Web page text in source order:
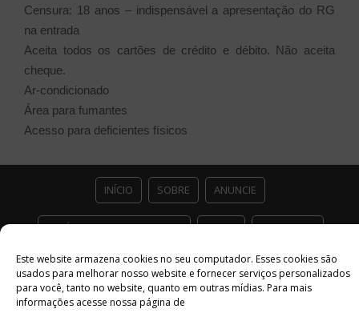
Este website armazena cookies no seu computador. Esses cookies são
usados ​​para melhorar nosso website e fornecer serviços personalizados
para você, tanto no website, quanto em outras mídias. Para mais
informações acesse nossa página de
Censura: 18 anos – indispensável a apresentação do RG
na entrada
Aceita todos os cartões de crédito e débito. Não aceita
cheque.
Ar-condicionado
Área para fumantes
Acesso para deficientes físicos
INÍCIO SOBRE ANUNCIE
ESTÚDIO ACESSO CULTURAL GUIAS PARCEIROS
CONTATO POLÍTICA DE PRIVACIDADE
Facebook
Twitter